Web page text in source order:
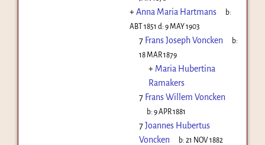
+Anna Maria Hartmans
b:
ABT 1851 d: 9 MAY 1903
7 Frans Joseph Voncken
b:
18 MAR 1879
+ Maria Hubertina
Ramakers
7 Frans Willem Voncken
b:9 APR 1881
7Joannes Hubertus
Voncken
b:21 NOV 1882